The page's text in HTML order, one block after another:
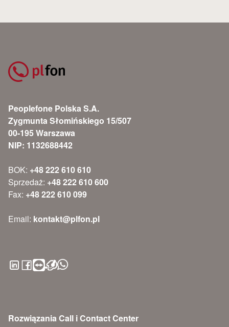
Peoplefone Polska S.A.
Zygmunta Słomińskiego 15/507
00-195 Warszawa
NIP: 1132688442
BOK: +48 222 610 610
Sprzedaż: +48 222 610 600
Fax: +48 222 610 099
Email: kontakt@plfon.pl
Rozwiązania Call i Contact Center